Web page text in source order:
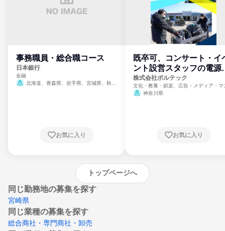
事務職員・総合職コース
日本銀行
金融
北海道、青森県、岩手県、宮城県、秋田
崎県、熊本県、大分県、宮崎県、鹿児島県、
お気に入り
既卒可、コンサート・イ
ント設営スタッフの電源
門
株式会社ボルテック
文化・教養・娯楽、広告・メディア・マ
ミ、電力・ガス・水道・エネルギー
神奈川県
お気に入り
トップページへ
同じ勤務地の募集を探す
宮崎県
同じ業種の募集を探す
総合商社・専門商社・卸売